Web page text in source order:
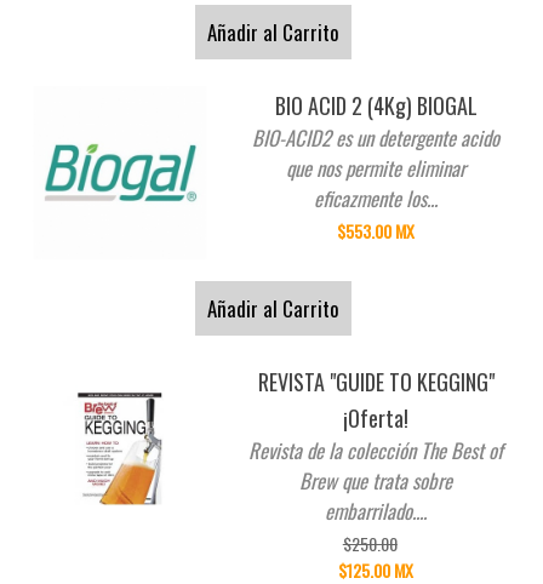
Añadir al Carrito
BIO ACID 2 (4Kg) BIOGAL
BIO-ACID2 es un detergente acido
que nos permite eliminar
eficazmente los...
$553.00 MX
Añadir al Carrito
REVISTA "GUIDE TO KEGGING"
¡Oferta!
Revista de la colección The Best of
Brew que trata sobre
embarrilado....
$250.00
$125.00 MX